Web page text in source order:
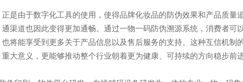
正是由于数字化工具的使用，使得品牌化妆品的防伪效果和产品质量
通渠道也因此变得更加通畅。通过一物一码防伪溯源系统，消费者可
也将能享受到更多关于产品信息以及售后服务的支持。这种互信机制
重大意义，更能够推动整个行业朝着更为健康、可持续的方向稳步前进